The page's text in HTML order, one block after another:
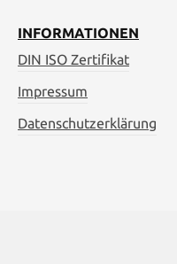
INFORMATIONEN
DIN ISO Zertifikat
Impressum
Datenschutzerklärung